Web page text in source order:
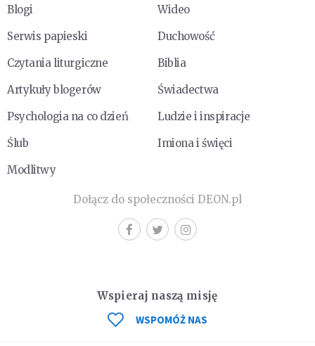
Blogi
Wideo
Serwis papieski
Duchowość
Czytania liturgiczne
Biblia
Artykuły blogerów
Świadectwa
Psychologia na co dzień
Ludzie i inspiracje
Ślub
Imiona i święci
Modlitwy
Dołącz do społeczności DEON.pl
Wspieraj naszą misję
WSPOMÓŻ NAS